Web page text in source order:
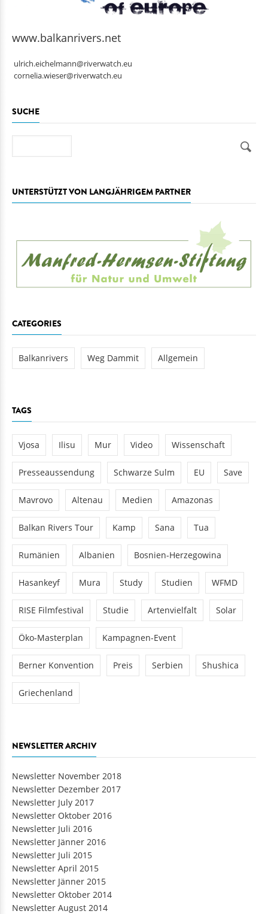
www.balkanrivers.net
ulrich.eichelmann@riverwatch.eu
cornelia.wieser@riverwatch.eu
SUCHE
UNTERSTÜTZT VON LANGJÄHRIGEM PARTNER
CATEGORIES
Balkanrivers Weg Dammit Allgemein
TAGS
Vjosa Ilisu Mur Video Wissenschaft
Presseaussendung Schwarze Sulm EU Save
Mavrovo Altenau Medien Amazonas
Balkan Rivers Tour Kamp Sana Tua
Rumänien Albanien Bosnien-Herzegowina
Hasankeyf Mura Study Studien WFMD
RISE Filmfestival Studie Artenvielfalt Solar
Öko-Masterplan Kampagnen-Event
Berner Konvention Preis Serbien Shushica
Griechenland
NEWSLETTER ARCHIV
Newsletter November 2018
Newsletter Dezember 2017
Newsletter July 2017
Newsletter Oktober 2016
Newsletter Juli 2016
Newsletter Jänner 2016
Newsletter Juli 2015
Newsletter April 2015
Newsletter Jänner 2015
Newsletter Oktober 2014
Newsletter August 2014